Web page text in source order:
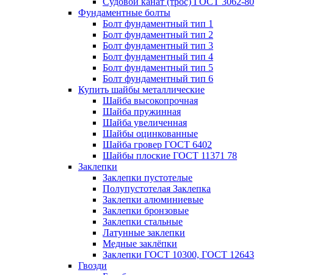
Фундаментные болты
Болт фундаментный тип 1
Болт фундаментный тип 2
Болт фундаментный тип 3
Болт фундаментный тип 4
Болт фундаментный тип 5
Болт фундаментный тип 6
Купить шайбы металлические
Шайба высокопрочная
Шайба пружинная
Шайба увеличенная
Шайбы оцинкованные
Шайба гровер ГОСТ 6402
Шайбы плоские ГОСТ 11371 78
Заклепки
Заклепки пустотелые
Полупустотелая Заклепка
Заклепки алюминиевые
Заклепки бронзовые
Заклепки стальные
Латунные заклепки
Медные заклёпки
Заклепки ГОСТ 10300, ГОСТ 12643
Гвозди